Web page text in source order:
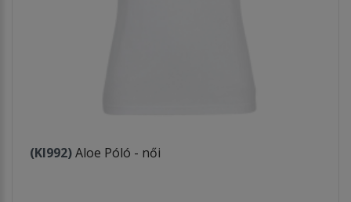
(KI992)Aloe Póló - női